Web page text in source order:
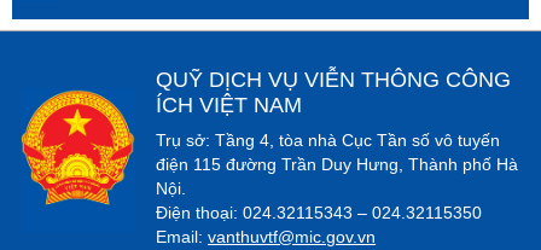
QUỸ DỊCH VỤ VIỄN THÔNG CÔNG
ÍCH VIỆT NAM
Trụ sở: Tầng 4, tòa nhà Cục Tần số vô tuyến
điện 115 đường Trần Duy Hưng, Thành phố Hà
Nội.
Điện thoại: 024.32115343 – 024.32115350
Email:vanthuvtf@mic.gov.vn